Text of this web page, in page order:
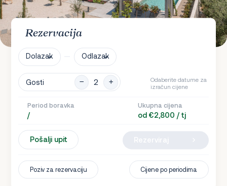
Rezervacija
Dolazak Odlazak
Gosti
Odaberite datume za
izračun cijene
Period boravka
/
Ukupna cijena
od €2,800 / tj
Pošalji upit
Poziv za rezervaciju Cijene po periodima